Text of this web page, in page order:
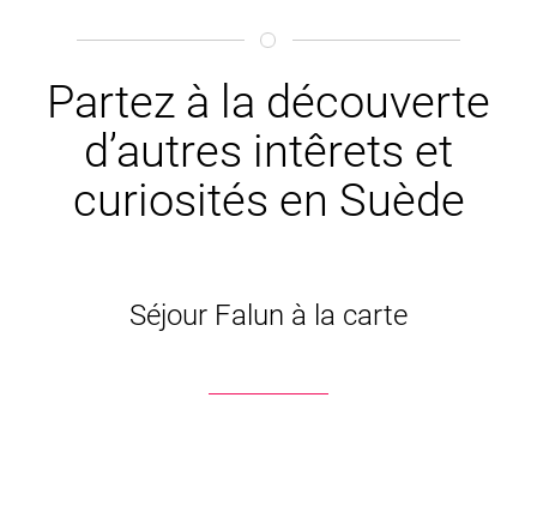
Partez à la découverte
d’autres intêrets et
curiosités en Suède
Séjour Falun à la carte